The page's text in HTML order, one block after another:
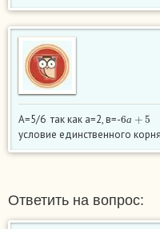
А=5/6 так как а=2, в=- а
условие единственного корня
Ответить на вопрос: